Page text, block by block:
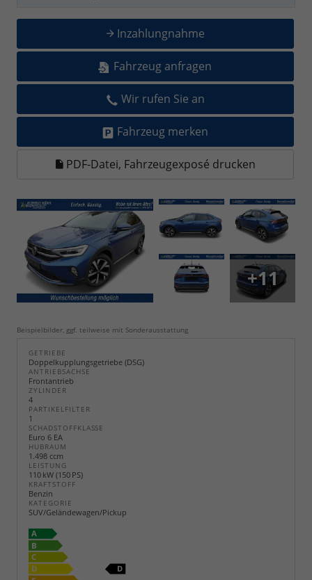
Inzahlungnahme
Fahrzeug anfragen
Wir rufen Sie an
Fahrzeug merken
PDF-Datei, Fahrzeugexposé drucken
+11
Beispielbilder, ggf. teilweise mit Sonderausstattung
GETRIEBE
Doppelkupplungsgetriebe (DSG)
ANTRIEBSACHSE
Frontantrieb
ZYLINDER
4
PARTIKELFILTER
1
SCHADSTOFFKLASSE
Euro 6 EA
HUBRAUM
1.498 ccm
LEISTUNG
110 kW (150 PS)
KRAFTSTOFF
Benzin
KATEGORIE
SUV/Geländewagen/Pickup